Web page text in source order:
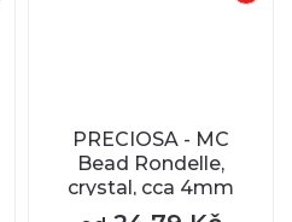
PRECIOSA - MC
Bead Rondelle,
crystal, cca 4mm